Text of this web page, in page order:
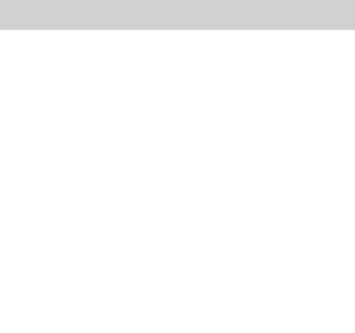
All renderings (graphically illustrated